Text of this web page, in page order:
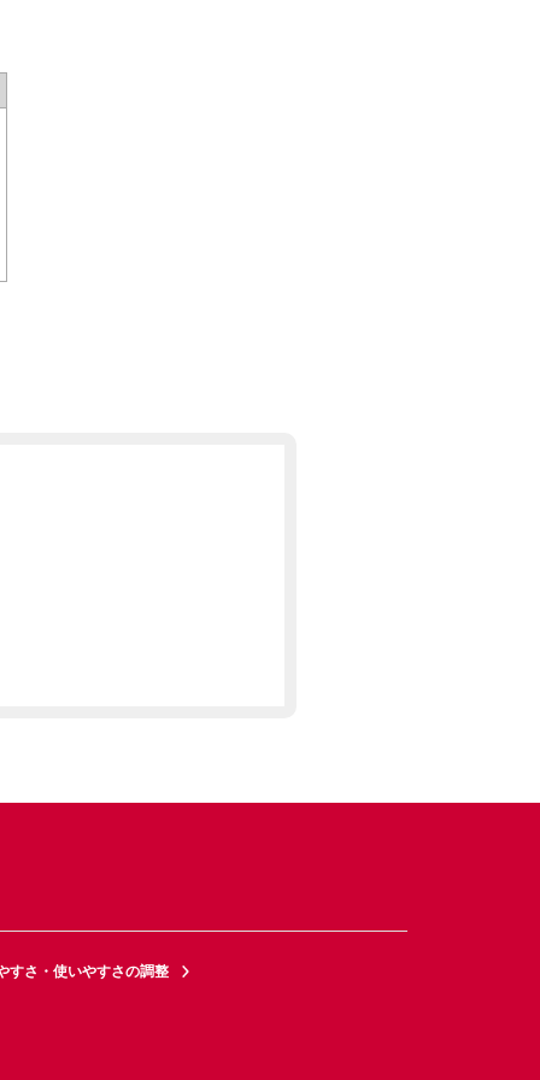
すさ・使いやすさの調整